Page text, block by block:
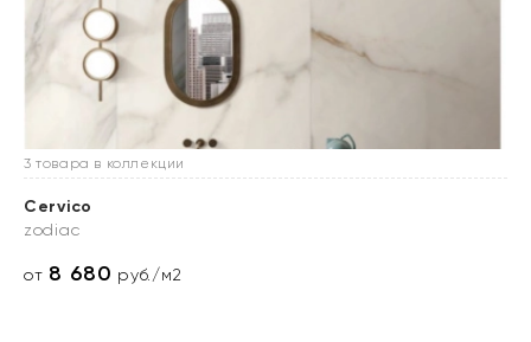
3 товара в коллекции
Cervico
zodiac
от 8 680 руб./м2